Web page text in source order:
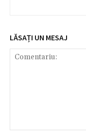
LĂSAȚI UN MESAJ